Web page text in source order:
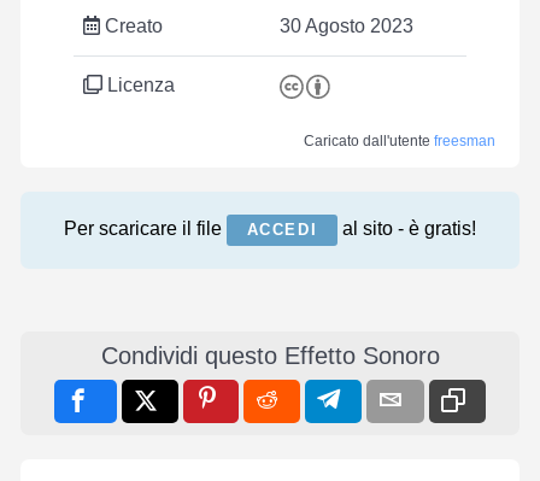
Creato 30 Agosto 2023
Licenza
Caricato dall'utente freesman
Per scaricare il file ACCEDI al sito - è gratis!
Condividi questo Effetto Sonoro